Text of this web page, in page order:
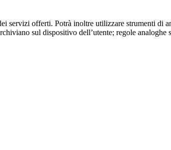
servizi offerti. Potrà inoltre utilizzare strumenti di
sul dispositivo dell’utente; regole analoghe